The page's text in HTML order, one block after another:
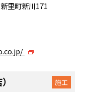
里町新川171
施工